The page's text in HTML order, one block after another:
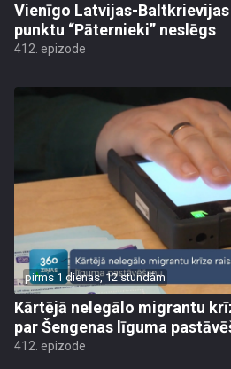
Vienīgo Latvijas-
punktu “Pāternieki” neslēgs
412. epizode
pirms 1 dienas, 12 stundām
Kārtējā nelegālo migrantu
par Šengenas līguma
412. epizode